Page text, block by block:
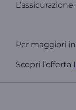
Per maggiori
Scopri l’offerta